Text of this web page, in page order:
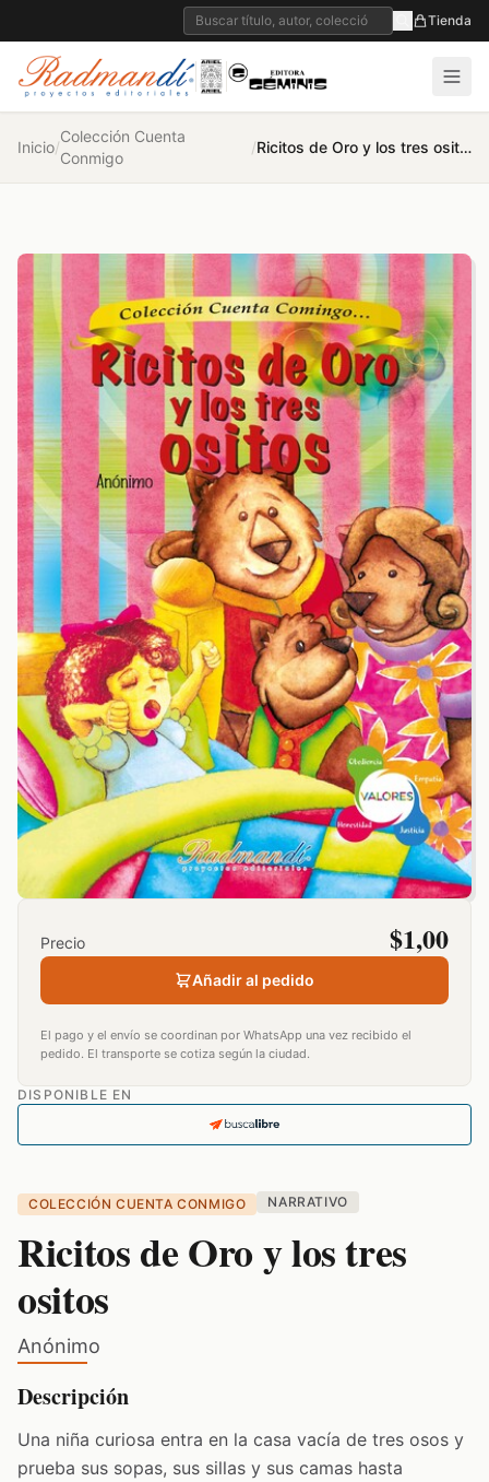
Tienda
Inicio/
Colección Cuenta
Conmigo
/ Ricitos de Oro y los tres ositos
Precio $1,00
Añadir al pedido
El pago y el envío se coordinan por WhatsApp una vez recibido el
pedido. El transporte se cotiza según la ciudad.
DISPONIBLE EN
COLECCIÓN CUENTA CONMIGO NARRATIVO
Ricitos de Oro y los tres
ositos
Anónimo
Descripción
Una niña curiosa entra en la casa vacía de tres osos y
prueba sus sopas, sus sillas y sus camas hasta